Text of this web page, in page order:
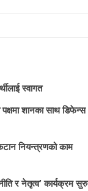
स्वागत
पक्षमा शानका साथ डिफेन्स
नियन्त्रणको काम
र नेतृत्व’ कार्यक्रम सुरु